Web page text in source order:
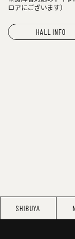
ロアにございます）
HALL INFO
SHIBUYA